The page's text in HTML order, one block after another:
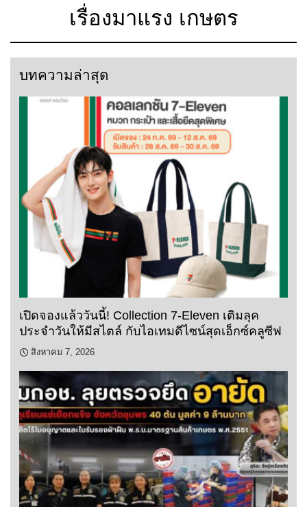
เรื่องมาแรง เกษตร
บทความล่าสุด
เปิดจองแล้ววันนี้! Collection 7-Eleven เติมลุค
ประจำวันให้มีสไตล์ กับไอเทมดีไซน์สุดเอ็กซ์คลูซีฟ
สิงหาคม 7, 2026